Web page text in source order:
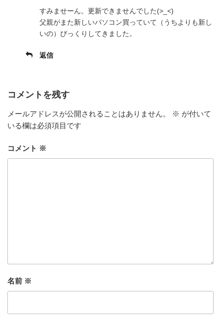
すみませーん。更新できませんでした(>_<)
父親がまた新しいパソコン買っていて（うちよりも新し
いの）びっくりしてきました。
返信
コメントを残す
メールアドレスが公開されることはありません。 ※ が付いて
いる欄は必須項目です
コメント ※
名前 ※